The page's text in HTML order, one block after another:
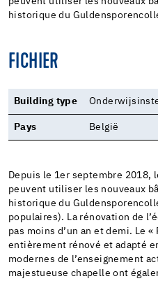
historique du
FICHIER
Building type
Pays België
Depuis le 1er septembre 2018,
peuvent utiliser les nouveaux
historique du
populaires). La rénovation de
pas moins d’un an et demi. Le «
entièrement rénové et adapté
modernes de l’enseignement
majestueuse chapelle ont